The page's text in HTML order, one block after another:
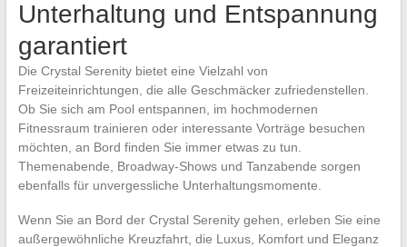
Unterhaltung und Entspannung
garantiert
Die Crystal Serenity bietet eine Vielzahl von
Freizeiteinrichtungen, die alle Geschmäcker zufriedenstellen.
Ob Sie sich am Pool entspannen, im hochmodernen
Fitnessraum trainieren oder interessante Vorträge besuchen
möchten, an Bord finden Sie immer etwas zu tun.
Themenabende, Broadway-Shows und Tanzabende sorgen
ebenfalls für unvergessliche Unterhaltungsmomente.
Wenn Sie an Bord der Crystal Serenity gehen, erleben Sie eine
außergewöhnliche Kreuzfahrt, die Luxus, Komfort und Eleganz